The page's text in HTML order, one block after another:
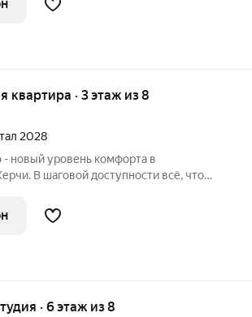
в
квартира · 3 этаж из 8
2028
новый уровень комфорта в
В шаговой доступности всё, что
зон. Прямо под окнами самый
в
· 6 этаж из 8